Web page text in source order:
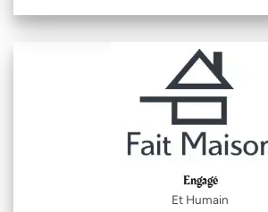
Engagé
Et Humain